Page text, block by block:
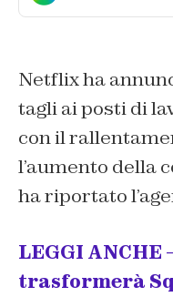
Netflix ha
tagli ai posti di
con il
l’aumento della
ha riportato
LEGGI ANCHE
trasformerà